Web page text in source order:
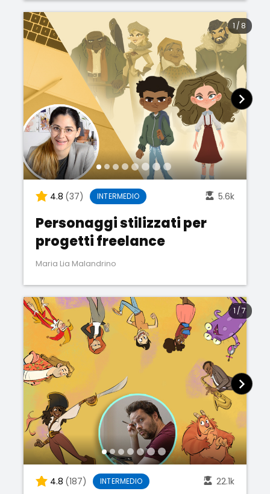
4.8 (37) INTERMEDIO 5.6k
Personaggi stilizzati per
progetti freelance
Maria Lia Malandrino
1 / 8
4.8 (187) INTERMEDIO 22.1k
1 /7